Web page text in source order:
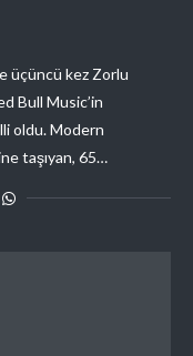
üçüncü kez Zorlu
Bull Music’in
oldu. Modern
taşıyan, 65…